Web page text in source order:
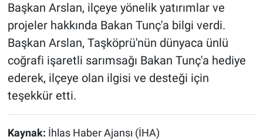
Başkan Arslan, ilçeye yönelik yatırımlar ve
projeler hakkında Bakan Tunç'a bilgi verdi.
Başkan Arslan, Taşköprü'nün dünyaca ünlü
coğrafi işaretli sarımsağı Bakan Tunç'a hediye
ederek, ilçeye olan ilgisi ve desteği için
teşekkür etti.
Kaynak: İhlas Haber Ajansı (İHA)